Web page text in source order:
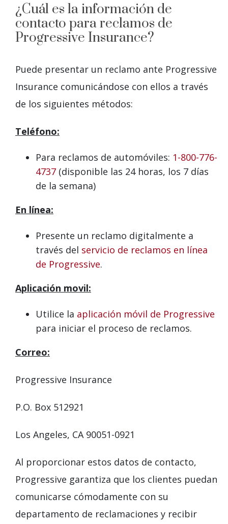
¿Cuál es la información de
contacto para reclamos de
Progressive Insurance?
Puede presentar un reclamo ante Progressive
Insurance comunicándose con ellos a través
de los siguientes métodos:
Teléfono:
Para reclamos de automóviles: 1-800-776-
4737 (disponible las 24 horas, los 7 días
de la semana)
En línea:
Presente un reclamo digitalmente a
través del servicio de reclamos en línea
de Progressive.
Aplicación movil:
Utilice la aplicación móvil de Progressive
para iniciar el proceso de reclamos.
Correo:
Progressive Insurance
P.O. Box 512921
Los Angeles, CA 90051-0921
Al proporcionar estos datos de contacto,
Progressive garantiza que los clientes puedan
comunicarse cómodamente con su
departamento de reclamaciones y recibir